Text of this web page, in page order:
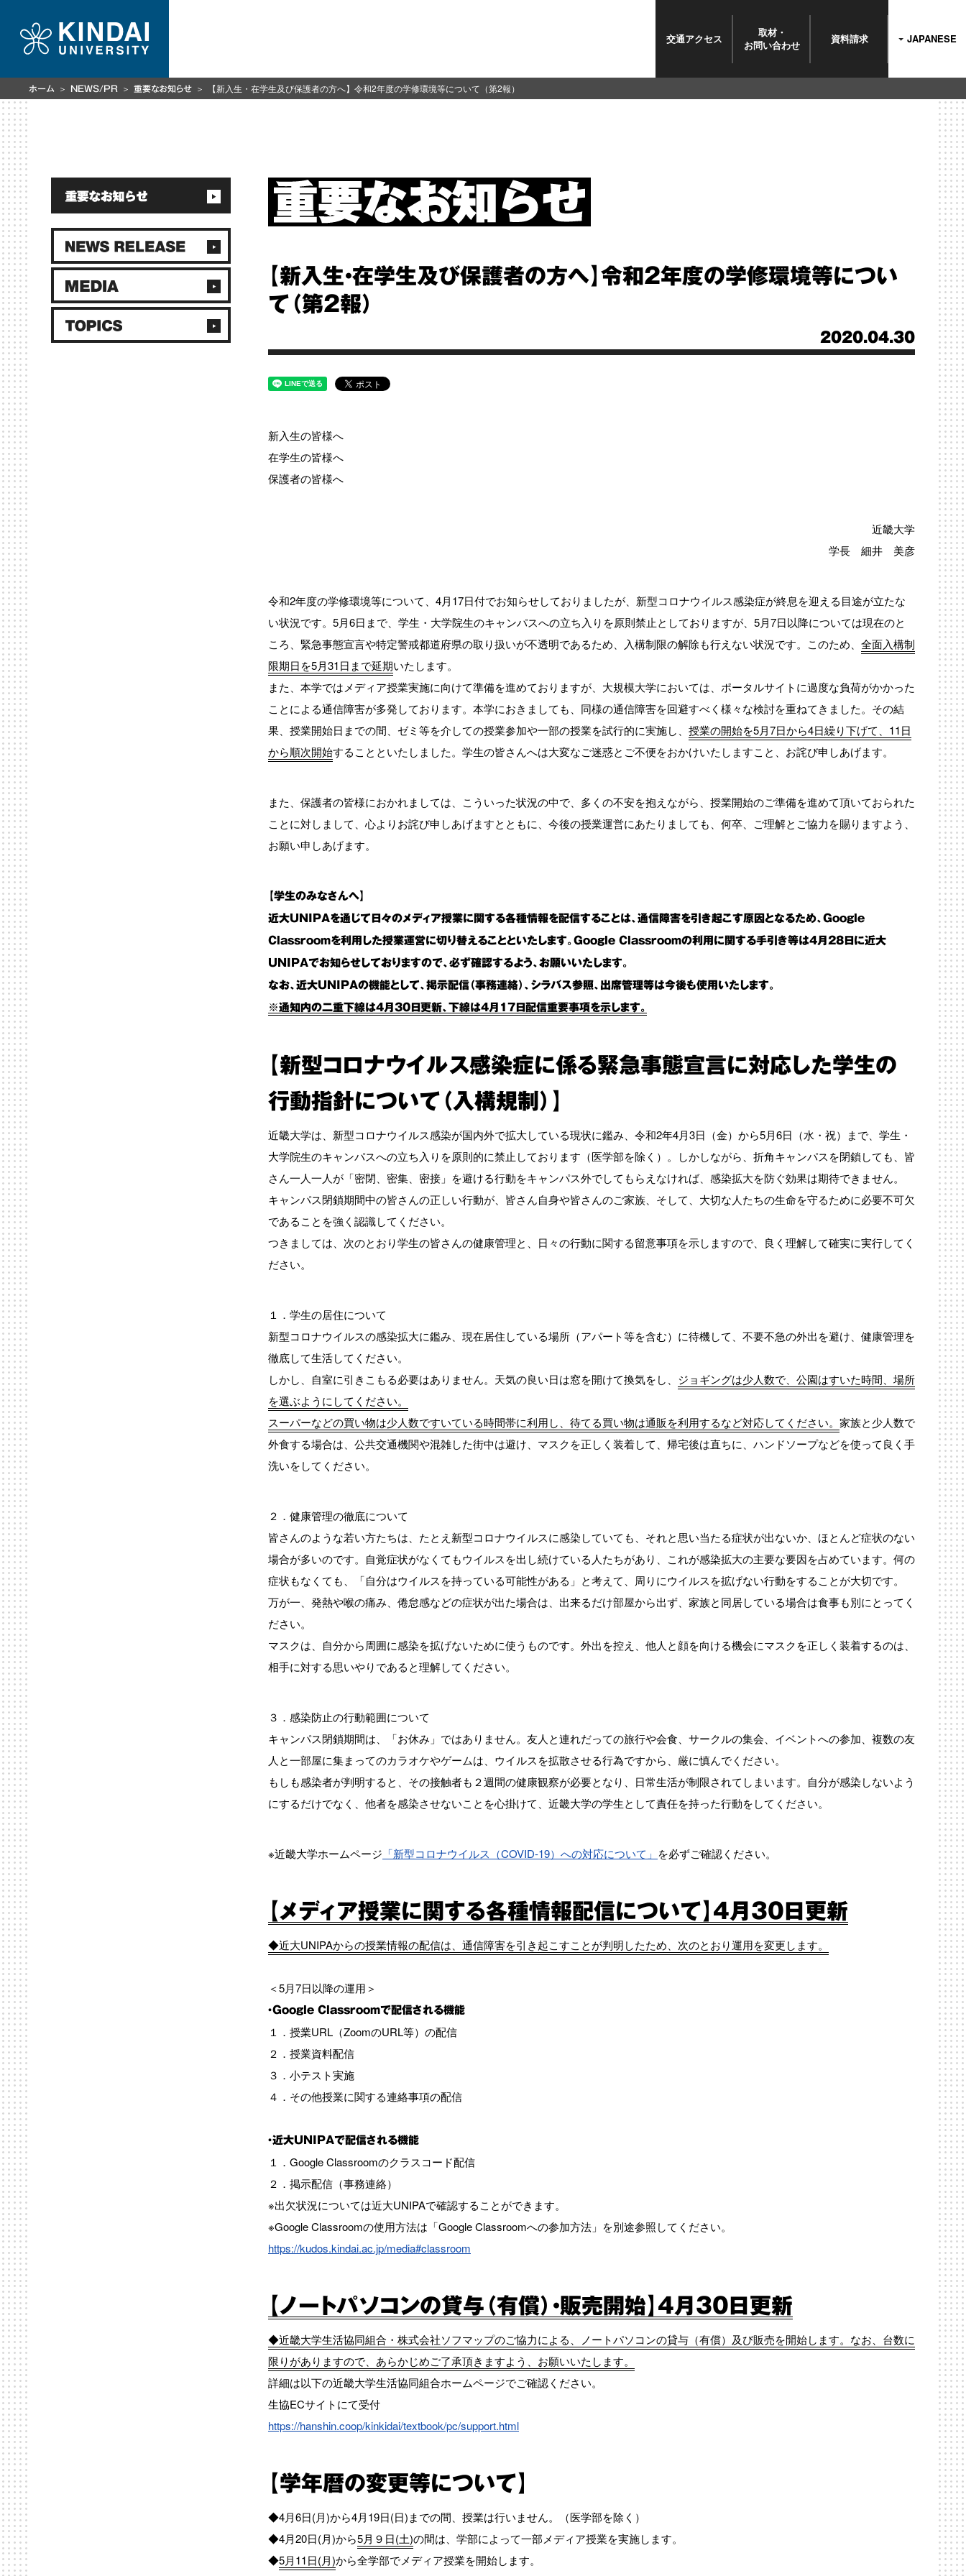
交通アクセス
取材・
お問い合わせ 資料請求 JAPANESE
ホーム NEWS/PR 重要なお知らせ 【新入生・在学生及び保護者の方へ】令和2年度の学修環境等について（第2報）
【新入生・在学生及び保護者の方へ】令和2年度の学修環境等につい
て（第2報）
2020.04.30
新入生の皆様へ
在学生の皆様へ
保護者の皆様へ
近畿大学
学長 細井 美彦
令和2年度の学修環境等について、4月17日付でお知らせしておりましたが、新型コロナウイルス感染症が終息を迎える目途が立たな
い状況です。5月6日まで、学生・大学院生のキャンパスへの立ち入りを原則禁止としておりますが、5月7日以降については現在のと
ころ、緊急事態宣言や特定警戒都道府県の取り扱いが不透明であるため、入構制限の解除も行えない状況です。このため、 全面入構制
限期日を5月31日まで延期いたします。
また、本学ではメディア授業実施に向けて準備を進めておりますが、大規模大学においては、ポータルサイトに過度な負荷がかかった
ことによる通信障害が多発しております。本学におきましても、同様の通信障害を回避すべく様々な検討を重ねてきました。その結
果、授業開始日までの間、ゼミ等を介しての授業参加や一部の授業を試行的に実施し、 授業の開始を5月7日から4日繰り下げて、11日
から順次開始することといたしました。学生の皆さんへは大変なご迷惑とご不便をおかけいたしますこと、お詫び申しあげます。
また、保護者の皆様におかれましては、こういった状況の中で、多くの不安を抱えながら、授業開始のご準備を進めて頂いておられた
ことに対しまして、心よりお詫び申しあげますとともに、今後の授業運営にあたりましても、何卒、ご理解とご協力を賜りますよう、
お願い申しあげます。
【学生のみなさんへ】
近大UNIPAを通じて日々のメディア授業に関する各種情報を配信することは、通信障害を引き起こす原因となるため、Google
Classroomを利用した授業運営に切り替えることといたします。Google Classroomの利用に関する手引き等は4月28日に近大
UNIPAでお知らせしておりますので、必ず確認するよう、お願いいたします。
なお、近大UNIPAの機能として、掲示配信（事務連絡）、シラバス参照、出席管理等は今後も使用いたします。
※通知内の二重下線は4月30日更新、下線は4月17日配信重要事項を示します。
【新型コロナウイルス感染症に係る緊急事態宣言に対応した学生の
行動指針について（入構規制）】
近畿大学は、新型コロナウイルス感染が国内外で拡大している現状に鑑み、令和2年4月3日（金）から5月6日（水・祝）まで、学生・
大学院生のキャンパスへの立ち入りを原則的に禁止しております（医学部を除く）。しかしながら、折角キャンパスを閉鎖しても、皆
さん一人一人が「密閉、密集、密接」を避ける行動をキャンパス外でしてもらえなければ、感染拡大を防ぐ効果は期待できません。
キャンパス閉鎖期間中の皆さんの正しい行動が、皆さん自身や皆さんのご家族、そして、大切な人たちの生命を守るために必要不可欠
であることを強く認識してください。
つきましては、次のとおり学生の皆さんの健康管理と、日々の行動に関する留意事項を示しますので、良く理解して確実に実行してく
ださい。
１．学生の居住について
新型コロナウイルスの感染拡大に鑑み、現在居住している場所（アパート等を含む）に待機して、不要不急の外出を避け、健康管理を
徹底して生活してください。
しかし、自室に引きこもる必要はありません。天気の良い日は窓を開けて換気をし、 ジョギングは少人数で、公園はすいた時間、場所
を選ぶようにしてください。
スーパーなどの買い物は少人数ですいている時間帯に利用し、待てる買い物は通販を利用するなど対応してください。 家族と少人数で
外食する場合は、公共交通機関や混雑した街中は避け、マスクを正しく装着して、帰宅後は直ちに、ハンドソープなどを使って良く手
洗いをしてください。
２．健康管理の徹底について
皆さんのような若い方たちは、たとえ新型コロナウイルスに感染していても、それと思い当たる症状が出ないか、ほとんど症状のない
場合が多いのです。自覚症状がなくてもウイルスを出し続けている人たちがあり、これが感染拡大の主要な要因を占めています。何の
症状もなくても、「自分はウイルスを持っている可能性がある」と考えて、周りにウイルスを拡げない行動をすることが大切です。
万が一、発熱や喉の痛み、倦怠感などの症状が出た場合は、出来るだけ部屋から出ず、家族と同居している場合は食事も別にとってく
ださい。
マスクは、自分から周囲に感染を拡げないために使うものです。外出を控え、他人と顔を向ける機会にマスクを正しく装着するのは、
相手に対する思いやりであると理解してください。
３．感染防止の行動範囲について
キャンパス閉鎖期間は、「お休み」ではありません。友人と連れだっての旅行や会食、サークルの集会、イベントへの参加、複数の友
人と一部屋に集まってのカラオケやゲームは、ウイルスを拡散させる行為ですから、厳に慎んでください。
もしも感染者が判明すると、その接触者も２週間の健康観察が必要となり、日常生活が制限されてしまいます。自分が感染しないよう
にするだけでなく、他者を感染させないことを心掛けて、近畿大学の学生として責任を持った行動をしてください。
※近畿大学ホームページ 「新型コロナウイルス（COVID-19）への対応について」 を必ずご確認ください。
【メディア授業に関する各種情報配信について】4月30日更新
◆近大UNIPAからの授業情報の配信は、通信障害を引き起こすことが判明したため、次のとおり運用を変更します。
＜5月7日以降の運用＞
・Google Classroomで配信される機能
１．授業URL（ZoomのURL等）の配信
２．授業資料配信
３．小テスト実施
４．その他授業に関する連絡事項の配信
・近大UNIPAで配信される機能
１．Google Classroomのクラスコード配信
２．掲示配信（事務連絡）
※出欠状況については近大UNIPAで確認することができます。
※Google Classroomの使用方法は「Google Classroomへの参加方法」を別途参照してください。
https://kudos.kindai.ac.jp/media#classroom
【ノートパソコンの貸与（有償）・販売開始】4月30日更新
◆近畿大学生活協同組合・株式会社ソフマップのご協力による、ノートパソコンの貸与（有償）及び販売を開始します。なお、台数に
限りがありますので、あらかじめご了承頂きますよう、お願いいたします。
詳細は以下の近畿大学生活協同組合ホームページでご確認ください。
生協ECサイトにて受付
https://hanshin.coop/kinkidai/textbook/pc/support.html
【学年暦の変更等について】
◆4月6日(月)から4月19日(日)までの間、授業は行いません。（医学部を除く）
◆4月20日(月)から5月９日(土)の間は、学部によって一部メディア授業を実施します。
◆5月11日(月)から全学部でメディア授業を開始します。